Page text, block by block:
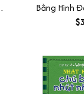
Bằng Hình
6 tuổi -